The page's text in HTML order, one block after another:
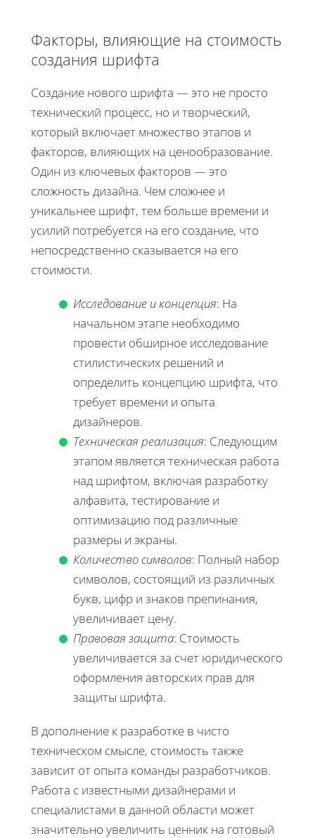
Факторы, влияющие на стоимость
создания шрифта
Создание нового шрифта — это не просто
технический процесс, но и творческий,
который включает множество этапов и
факторов, влияющих на ценообразование.
Один из ключевых факторов — это
сложность дизайна. Чем сложнее и
уникальнее шрифт, тем больше времени и
усилий потребуется на его создание, что
непосредственно сказывается на его
стоимости.
Исследование и концепция: На
начальном этапе необходимо
провести обширное исследование
стилистических решений и
определить концепцию шрифта, что
требует времени и опыта
дизайнеров.
Техническая реализация: Следующим
этапом является техническая работа
над шрифтом, включая разработку
алфавита, тестирование и
оптимизацию под различные
размеры и экраны.
Количество символов: Полный набор
символов, состоящий из различных
букв, цифр и знаков препинания,
увеличивает цену.
Правовая защита: Стоимость
увеличивается за счет юридического
оформления авторских прав для
защиты шрифта.
В дополнение к разработке в чисто
техническом смысле, стоимость также
зависит от опыта команды разработчиков.
Работа с известными дизайнерами и
специалистами в данной области может
значительно увеличить ценник на готовый